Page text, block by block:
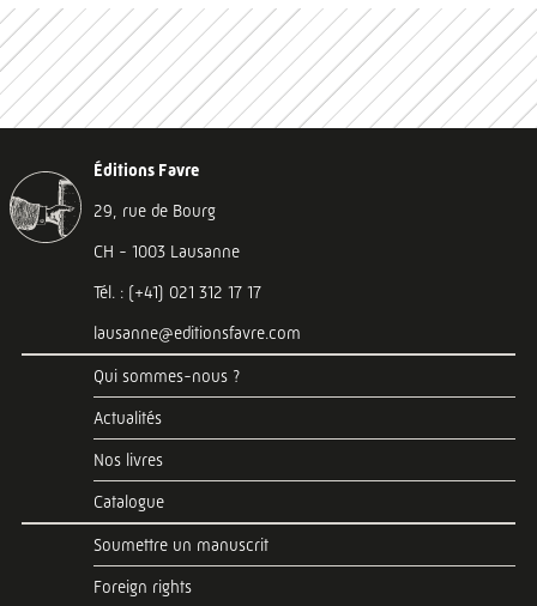
Éditions Favre
29, rue de Bourg
CH - 1003 Lausanne
Tél. : (+41) 021 312 17 17
lausanne@editionsfavre.com
Qui sommes-nous ?
Actualités
Nos livres
Catalogue
Soumettre un manuscrit
Foreign rights